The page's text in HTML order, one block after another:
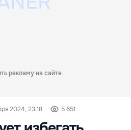
рекламу на сайте
2024, 23:18 5 651